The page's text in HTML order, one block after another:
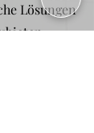
Lösungen